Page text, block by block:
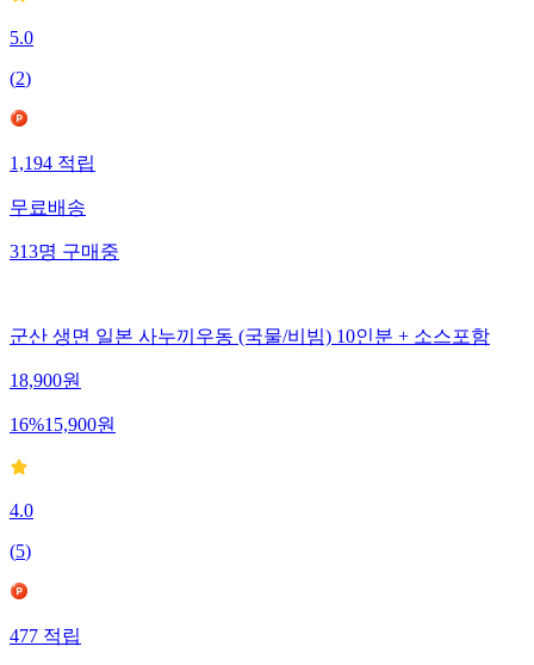
5.0
(2)
1,194적립
무료배송
313명구매중
군산 생면 일본 사누끼우동 (국물/비빔) 10인분 + 소스포함
18,900원
16%15,900원
4.0
(5)
477적립